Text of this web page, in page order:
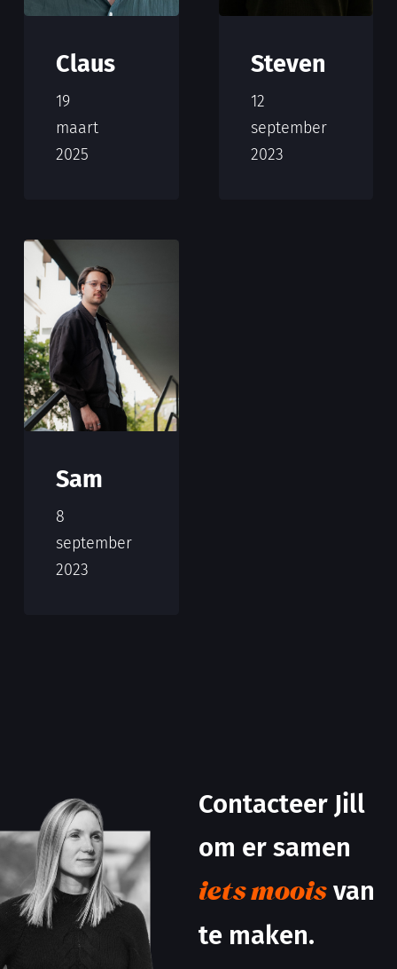
Claus
19
maart
2025
Steven
12
september
2023
Sam
8
september
2023
Contacteer Jill
om er samen
iets moois van
te maken.